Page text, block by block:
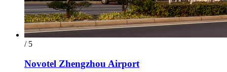
/ 5
Novotel Zhengzhou Airport